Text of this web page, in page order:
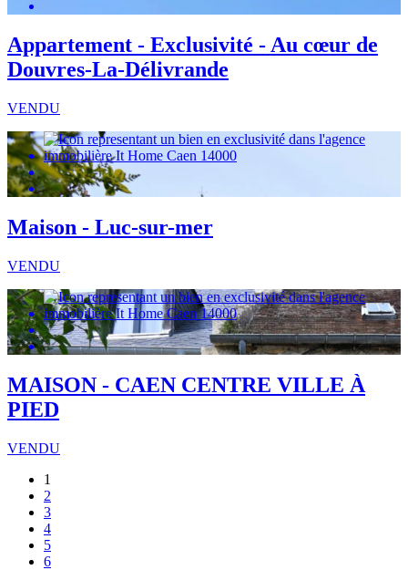
Appartement - Exclusivité - Au cœur de
Douvres-La-Délivrande
VENDU
Maison - Luc-sur-mer
VENDU
MAISON - CAEN CENTRE VILLE À
PIED
VENDU
1
2
3
4
5
6